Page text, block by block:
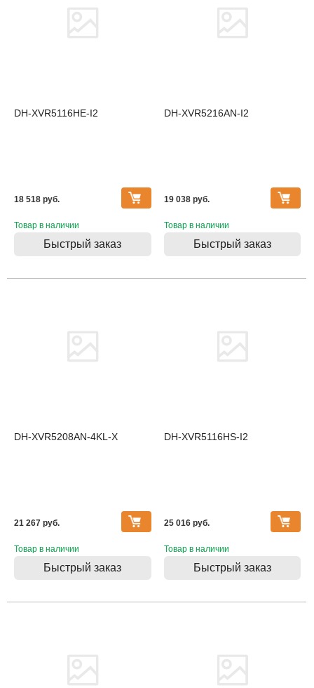
DH-XVR5116HE-I2
18 518 pуб.
Товар в наличии
Быстрый заказ
DH-XVR5216AN-I2
19 038 pуб.
Товар в наличии
Быстрый заказ
DH-XVR5208AN-4KL-X
21 267 pуб.
Товар в наличии
Быстрый заказ
DH-XVR5116HS-I2
25 016 pуб.
Товар в наличии
Быстрый заказ